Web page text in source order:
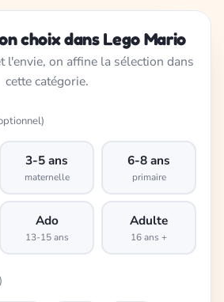
choix dans Lego Mario
l'envie, on affine la sélection dans
cette catégorie.
3-5 ans
maternelle
6-8 ans
primaire
Ado
13-15 ans
Adulte
16 ans +